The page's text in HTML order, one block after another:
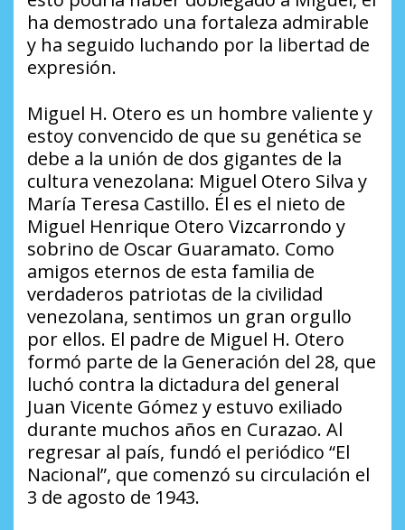
ha demostrado una fortaleza admirable
y ha seguido luchando por la libertad de
expresión.
Miguel H. Otero es un hombre valiente y
estoy convencido de que su genética se
debe a la unión de dos gigantes de la
cultura venezolana: Miguel Otero Silva y
María Teresa Castillo. Él es el nieto de
Miguel Henrique Otero Vizcarrondo y
sobrino de Oscar Guaramato. Como
amigos eternos de esta familia de
verdaderos patriotas de la civilidad
venezolana, sentimos un gran orgullo
por ellos. El padre de Miguel H. Otero
formó parte de la Generación del 28, que
luchó contra la dictadura del general
Juan Vicente Gómez y estuvo exiliado
durante muchos años en Curazao. Al
regresar al país, fundó el periódico “El
Nacional”, que comenzó su circulación el
3 de agosto de 1943.